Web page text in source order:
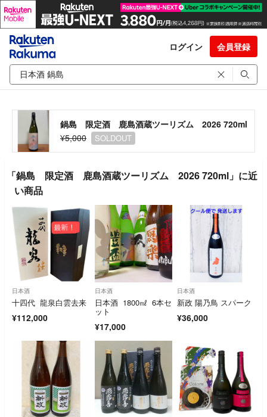
ログイン 会員登録
鍋島 限定酒 鹿島酒蔵ツーリズム 2026 720ml
¥5,000
SOLDOUT
「鍋島 限定酒 鹿島酒蔵ツーリズム 2026 720ml」に近
い商品
日本酒
十四代 龍泉白雲去来
¥112,000
日本酒
日本酒 1800㎖ 6本セ
ット
¥17,000
日本酒
新政 陽乃鳥 スパーク
¥36,000